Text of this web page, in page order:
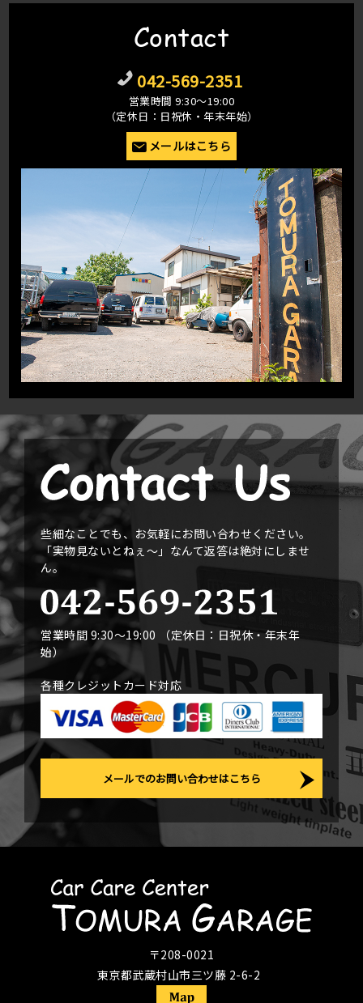
Contact
042-569-2351
営業時間 9:30〜19:00
（定休日：日祝休・年末年始）
メールはこちら
些細なことでも、お気軽にお問い合わせください。
「実物見ないとねぇ〜」なんて返答は絶対にしませ
ん。
営業時間 9:30〜19:00 （定休日：日祝休・年末年
始）
各種クレジットカード対応
メールでのお問い合わせはこちら
〒208-0021
東京都武蔵村山市三ツ藤 2-6-2